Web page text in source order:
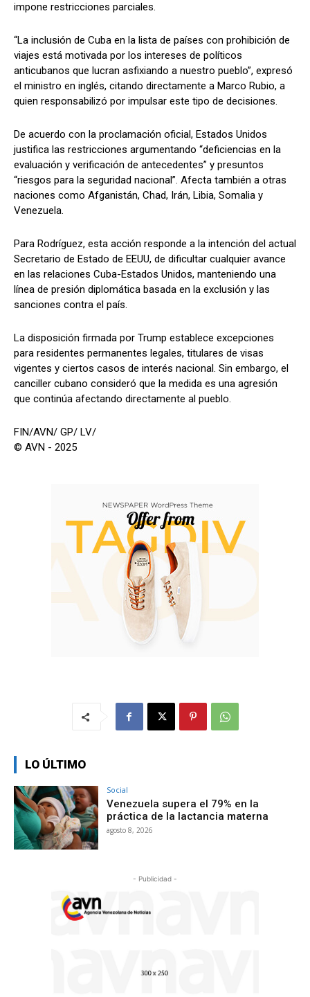
impone restricciones parciales.
“La inclusión de Cuba en la lista de países con prohibición de
viajes está motivada por los intereses de políticos
anticubanos que lucran asfixiando a nuestro pueblo”, expresó
el ministro en inglés, citando directamente a Marco Rubio, a
quien responsabilizó por impulsar este tipo de decisiones.
De acuerdo con la proclamación oficial, Estados Unidos
justifica las restricciones argumentando “deficiencias en la
evaluación y verificación de antecedentes” y presuntos
“riesgos para la seguridad nacional”. Afecta también a otras
naciones como Afganistán, Chad, Irán, Libia, Somalia y
Venezuela.
Para Rodríguez, esta acción responde a la intención del actual
Secretario de Estado de EEUU, de dificultar cualquier avance
en las relaciones Cuba-Estados Unidos, manteniendo una
línea de presión diplomática basada en la exclusión y las
sanciones contra el país.
La disposición firmada por Trump establece excepciones
para residentes permanentes legales, titulares de visas
vigentes y ciertos casos de interés nacional. Sin embargo, el
canciller cubano consideró que la medida es una agresión
que continúa afectando directamente al pueblo.
FIN/AVN/ GP/ LV/
© AVN - 2025
LO ÚLTIMO
Social
Venezuela supera el 79% en la
práctica de la lactancia materna
agosto 8, 2026
- Publicidad -